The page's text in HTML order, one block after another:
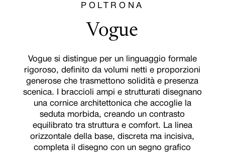
POLTRONA
Vogue
Vogue si distingue per un linguaggio formale
rigoroso, definito da volumi netti e proporzioni
generose che trasmettono solidità e presenza
scenica. I braccioli ampi e strutturati disegnano
una cornice architettonica che accoglie la
seduta morbida, creando un contrasto
equilibrato tra struttura e comfort. La linea
orizzontale della base, discreta ma incisiva,
completa il disegno con un segno grafico